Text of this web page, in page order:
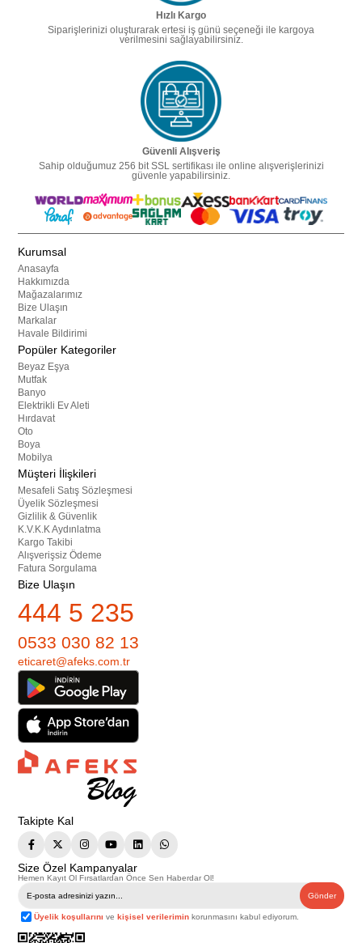
Hızlı Kargo
Siparişlerinizi oluşturarak ertesi iş günü seçeneği ile kargoya
verilmesini sağlayabilirsiniz.
Güvenli Alışveriş
Sahip olduğumuz 256 bit SSL sertifikası ile online alışverişlerinizi
güvenle yapabilirsiniz.
Kurumsal
Anasayfa
Hakkımızda
Mağazalarımız
Bize Ulaşın
Markalar
Havale Bildirimi
Popüler Kategoriler
Beyaz Eşya
Mutfak
Banyo
Elektrikli Ev Aleti
Hırdavat
Oto
Boya
Mobilya
Müşteri İlişkileri
Mesafeli Satış Sözleşmesi
Üyelik Sözleşmesi
Gizlilik & Güvenlik
K.V.K.K Aydınlatma
Kargo Takibi
Alışverişsiz Ödeme
Fatura Sorgulama
Bize Ulaşın
444 5 235
0533 030 82 13
eticaret@afeks.com.tr
Takipte Kal
Size Özel Kampanyalar
Hemen Kayıt Ol Fırsatlardan Önce Sen Haberdar Ol!
Gönder
Üyelik koşullarını vekişisel verilerimin korunmasını kabul ediyorum.